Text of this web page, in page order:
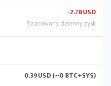
-2.78USD
0.39USD (~0 BTC+SYS)